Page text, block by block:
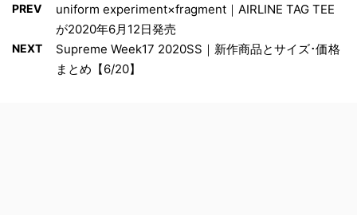
PREV
uniform experiment×fragment｜AIRLINE TAG TEE
が2020年6月12日発売
NEXT
Supreme Week17 2020SS｜新作商品とサイズ･価格
まとめ【6/20】